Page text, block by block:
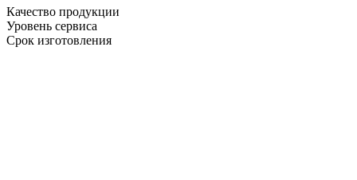
Качество продукции
Уровень сервиса
Срок изготовления